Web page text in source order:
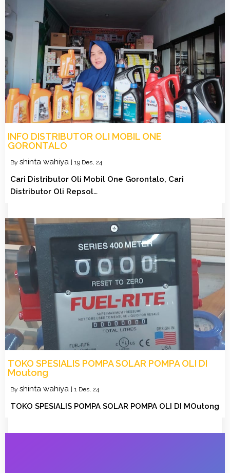
INFO DISTRIBUTOR OLI MOBIL ONE
GORONTALO
By shinta wahiya | 19 Des, 24
Cari Distributor Oli Mobil One Gorontalo, Cari
Distributor Oli Repsol…
TOKO SPESIALIS POMPA SOLAR POMPA OLI DI
Moutong
By shinta wahiya | 1 Des, 24
TOKO SPESIALIS POMPA SOLAR POMPA OLI DI MOutong